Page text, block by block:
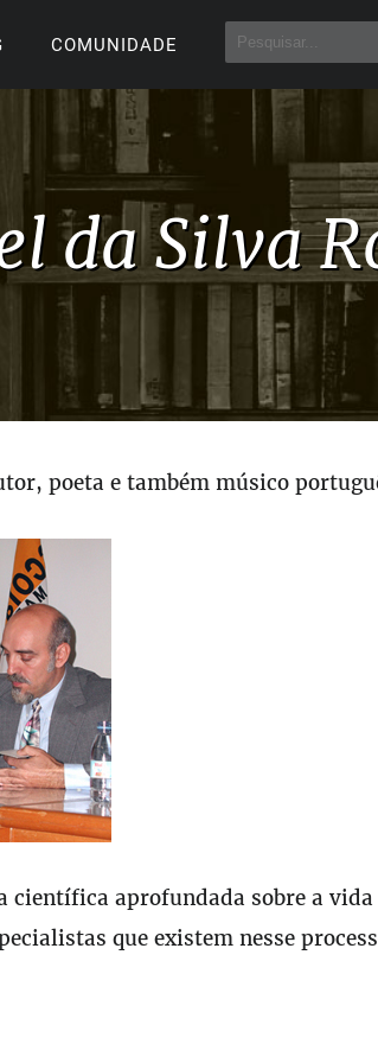
COMUNIDADE
da Silva
poeta e também músico
científica aprofundada sobre a vida
que existem nesse